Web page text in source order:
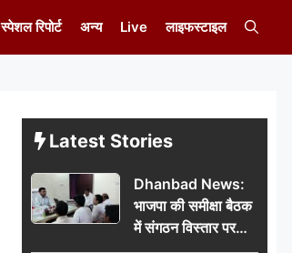
स्पेशल रिपोर्ट अन्य Live लाइफस्टाइल
Latest Stories
Dhanbad News:
भाजपा की समीक्षा बैठक
में संगठन विस्तार पर
मंथन, बीडीओ से